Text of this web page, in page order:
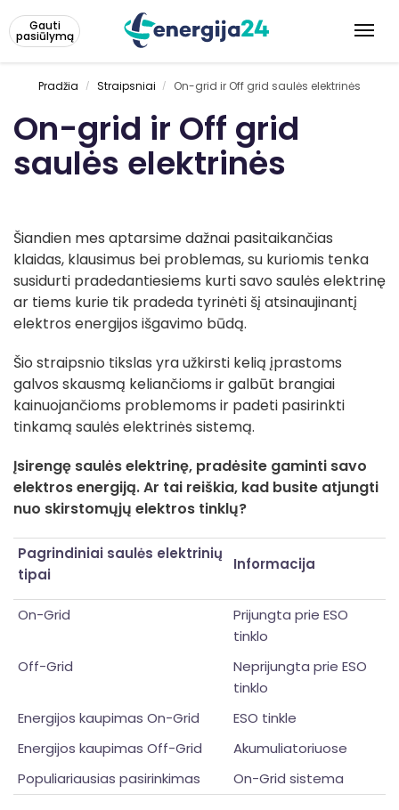
Gauti
pasiūlymą
Pradžia / Straipsniai / On-grid ir Off grid saulės elektrinės
On-grid ir Off grid
saulės elektrinės
Šiandien mes aptarsime dažnai pasitaikančias
klaidas, klausimus bei problemas, su kuriomis tenka
susidurti pradedantiesiems kurti savo saulės elektrinę
ar tiems kurie tik pradeda tyrinėti šį atsinaujinantį
elektros energijos išgavimo būdą.
Šio straipsnio tikslas yra užkirsti kelią įprastoms
galvos skausmą keliančioms ir galbūt brangiai
kainuojančioms problemoms ir padeti pasirinkti
tinkamą saulės elektrinės sistemą.
Įsirengę saulės elektrinę, pradėsite gaminti savo
elektros energiją. Ar tai reiškia, kad busite atjungti
nuo skirstomųjų elektros tinklų?
Pagrindiniai saulės elektrinių
tipai
Informacija
On-Grid
Prijungta prie ESO
tinklo
Off-Grid
Neprijungta prie ESO
tinklo
Energijos kaupimas On-Grid
ESO tinkle
Energijos kaupimas Off-Grid
Akumuliatoriuose
Populiariausias pasirinkimas
On-Grid sistema